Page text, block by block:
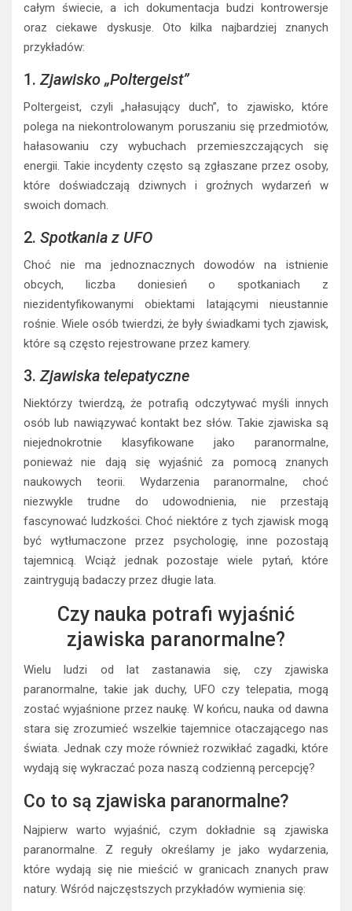
wykraczają poza standardowe objaśnienia
psychologiczne, takie jak telepatia czy jasnowidzenie.
Niektóre wydarzenia paranormalne stały się słynne na
całym świecie, a ich dokumentacja budzi kontrowersje
oraz ciekawe dyskusje. Oto kilka najbardziej znanych
przykładów:
1.Zjawisko „Poltergeist”
Poltergeist, czyli „hałasujący duch”, to zjawisko, które
polega na niekontrolowanym poruszaniu się przedmiotów,
hałasowaniu czy wybuchach przemieszczających się
energii. Takie incydenty często są zgłaszane przez osoby,
które doświadczają dziwnych i groźnych wydarzeń w
swoich domach.
2.Spotkania z UFO
Choć nie ma jednoznacznych dowodów na istnienie
obcych, liczba doniesień o spotkaniach z
niezidentyfikowanymi obiektami latającymi nieustannie
rośnie. Wiele osób twierdzi, że były świadkami tych zjawisk,
które są często rejestrowane przez kamery.
3.Zjawiska telepatyczne
Niektórzy twierdzą, że potrafią odczytywać myśli innych
osób lub nawiązywać kontakt bez słów. Takie zjawiska są
niejednokrotnie klasyfikowane jako paranormalne,
ponieważ nie dają się wyjaśnić za pomocą znanych
naukowych teorii. Wydarzenia paranormalne, choć
niezwykle trudne do udowodnienia, nie przestają
fascynować ludzkości. Choć niektóre z tych zjawisk mogą
być wytłumaczone przez psychologię, inne pozostają
tajemnicą. Wciąż jednak pozostaje wiele pytań, które
zaintrygują badaczy przez długie lata.
Czy nauka potrafi wyjaśnić
zjawiska paranormalne?
Wielu ludzi od lat zastanawia się, czy zjawiska
paranormalne, takie jak duchy, UFO czy telepatia, mogą
zostać wyjaśnione przez naukę. W końcu, nauka od dawna
stara się zrozumieć wszelkie tajemnice otaczającego nas
świata. Jednak czy może również rozwikłać zagadki, które
wydają się wykraczać poza naszą codzienną percepcję?